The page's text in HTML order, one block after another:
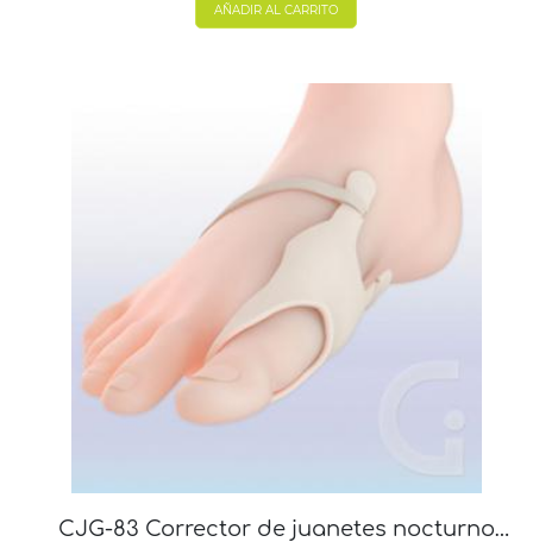
AÑADIR AL CARRITO
CJG-83 Corrector de juanetes nocturno